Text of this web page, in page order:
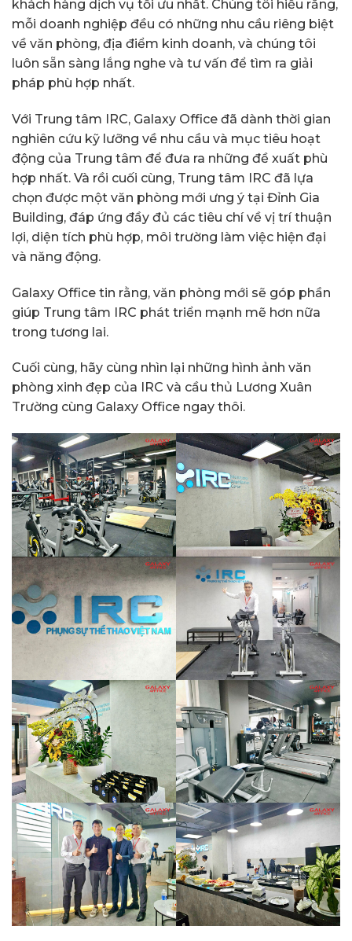
khách hàng dịch vụ tối ưu nhất. Chúng tôi hiểu rằng,
mỗi doanh nghiệp đều có những nhu cầu riêng biệt
về văn phòng, địa điểm kinh doanh, và chúng tôi
luôn sẵn sàng lắng nghe và tư vấn để tìm ra giải
pháp phù hợp nhất.
Với Trung tâm IRC, Galaxy Office đã dành thời gian
nghiên cứu kỹ lưỡng về nhu cầu và mục tiêu hoạt
động của Trung tâm để đưa ra những đề xuất phù
hợp nhất. Và rồi cuối cùng, Trung tâm IRC đã lựa
chọn được một văn phòng mới ưng ý tại Đỉnh Gia
Building, đáp ứng đầy đủ các tiêu chí về vị trí thuận
lợi, diện tích phù hợp, môi trường làm việc hiện đại
và năng động.
Galaxy Office tin rằng, văn phòng mới sẽ góp phần
giúp Trung tâm IRC phát triển mạnh mẽ hơn nữa
trong tương lai.
Cuối cùng, hãy cùng nhìn lại những hình ảnh văn
phòng xinh đẹp của IRC và cầu thủ Lương Xuân
Trường cùng Galaxy Office ngay thôi.